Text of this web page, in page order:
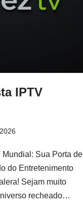
IPTV
Sua Porta de
do Entretenimento
Sejam muito
recheado…